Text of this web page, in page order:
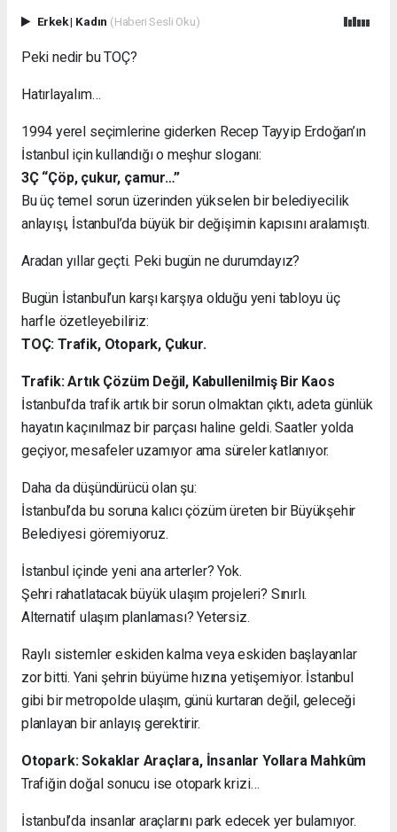
Erkek| Kadın (Haberi Sesli Oku)
Peki nedir bu TOÇ?
Hatırlayalım…
1994 yerel seçimlerine giderken Recep Tayyip Erdoğan’ın
İstanbul için kullandığı o meşhur sloganı:
3Ç “Çöp, çukur, çamur…”
Bu üç temel sorun üzerinden yükselen bir belediyecilik
anlayışı, İstanbul’da büyük bir değişimin kapısını aralamıştı.
Aradan yıllar geçti. Peki bugün ne durumdayız?
Bugün İstanbul’un karşı karşıya olduğu yeni tabloyu üç
harfle özetleyebiliriz:
TOÇ: Trafik, Otopark, Çukur.
Trafik: Artık Çözüm Değil, Kabullenilmiş Bir Kaos
İstanbul’da trafik artık bir sorun olmaktan çıktı, adeta günlük
hayatın kaçınılmaz bir parçası haline geldi. Saatler yolda
geçiyor, mesafeler uzamıyor ama süreler katlanıyor.
Daha da düşündürücü olan şu:
İstanbul’da bu soruna kalıcı çözüm üreten bir Büyükşehir
Belediyesi göremiyoruz.
İstanbul içinde yeni ana arterler? Yok.
Şehri rahatlatacak büyük ulaşım projeleri? Sınırlı.
Alternatif ulaşım planlaması? Yetersiz.
Raylı sistemler eskiden kalma veya eskiden başlayanlar
zor bitti. Yani şehrin büyüme hızına yetişemiyor. İstanbul
gibi bir metropolde ulaşım, günü kurtaran değil, geleceği
planlayan bir anlayış gerektirir.
Otopark: Sokaklar Araçlara, İnsanlar Yollara Mahkûm
Trafiğin doğal sonucu ise otopark krizi…
İstanbul’da insanlar araçlarını park edecek yer bulamıyor.